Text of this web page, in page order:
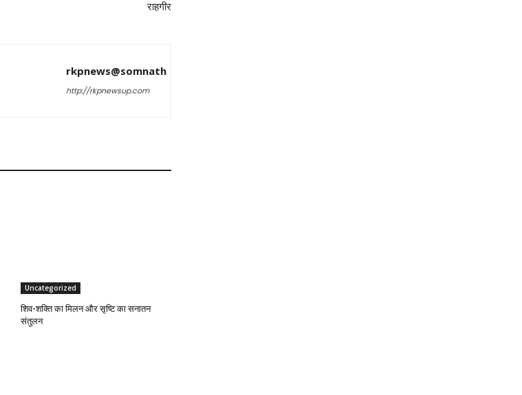
राहगीर
rkpnews@somnath
http://rkpnewsup.com
Uncategorized
शिव-शक्ति का मिलन और सृष्टि का सनातन
संतुलन